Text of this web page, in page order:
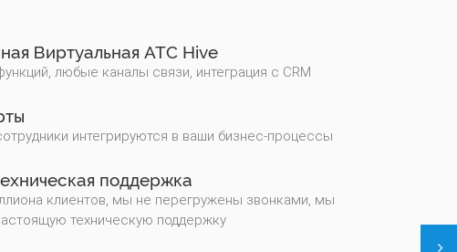
Виртуальная АТС Hive
любые каналы связи, интеграция с CRM
интегрируются в ваши бизнес-процессы
поддержка
клиентов, мы не перегружены звонками, мы
техническую поддержку